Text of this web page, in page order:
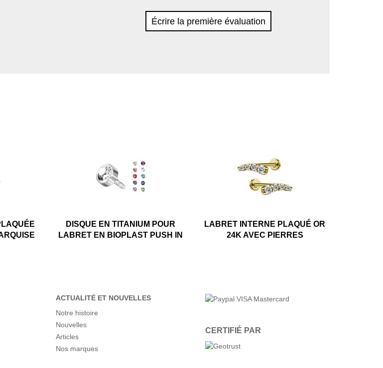
Écrire la première évaluation
DISQUE EN TITANIUM POUR
LABRET EN BIOPLAST PUSH IN
LABRET INTERNE PLAQUÉ OR
24K AVEC PIERRES
ACTUALITÉ ET NOUVELLES
Notre histoire
Nouvelles
Articles
Nos marques
CERTIFIÉ PAR